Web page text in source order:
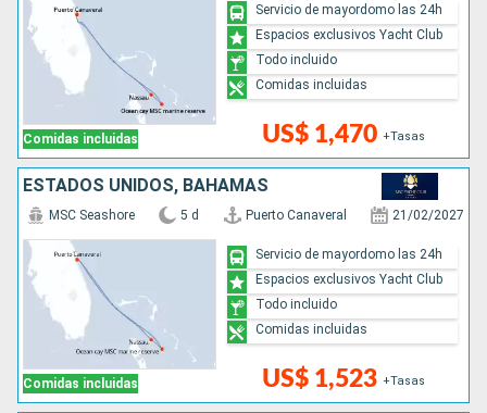
Comidas incluidas US$ 1,470 +Tasas
Servicio de mayordomo las 24h
Espacios exclusivos Yacht Club
Todo incluido
Comidas incluidas
ESTADOS UNIDOS, BAHAMAS
Comidas incluidas
MSC Seashore 5 d Puerto Canaveral 21/02/2027
US$ 1,523 +Tasas
Servicio de mayordomo las 24h
Espacios exclusivos Yacht Club
Todo incluido
Comidas incluidas